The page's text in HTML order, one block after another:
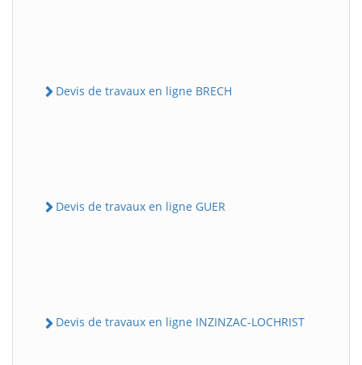
Devis de travaux en ligne BRECH
Devis de travaux en ligne GUER
Devis de travaux en ligne INZINZAC-LOCHRIST